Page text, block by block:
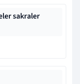
sakraler